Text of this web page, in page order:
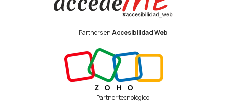
Partners enAccesibilidad Web
Partner tecnológico